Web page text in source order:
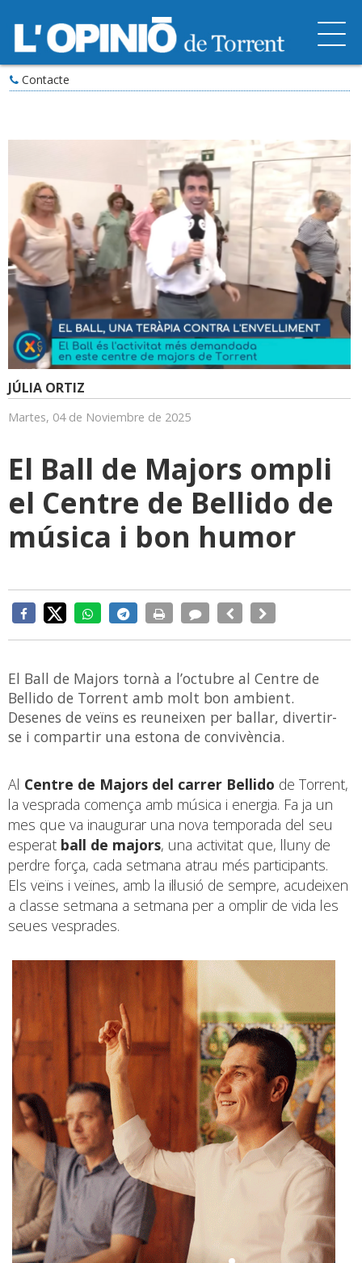
Contacte
JÚLIA ORTIZ
Martes, 04 de Noviembre de 2025
El Ball de Majors ompli
el Centre de Bellido de
música i bon humor
El Ball de Majors tornà a l’octubre al Centre de
Bellido de Torrent amb molt bon ambient.
Desenes de veïns es reuneixen per ballar, divertir-
se i compartir una estona de convivència.
Al Centre de Majors del carrer Bellido de Torrent,
la vesprada comença amb música i energia. Fa ja un
mes que va inaugurar una nova temporada del seu
esperat ball de majors, una activitat que, lluny de
perdre força, cada setmana atrau més participants.
Els veïns i veïnes, amb la il·lusió de sempre, acudeixen
a classe setmana a setmana per a omplir de vida les
seues vesprades.